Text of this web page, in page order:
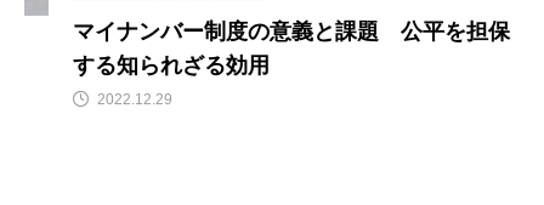
マイナンバー制度の意義と課題 公平を担保
する知られざる効用
2022.12.29